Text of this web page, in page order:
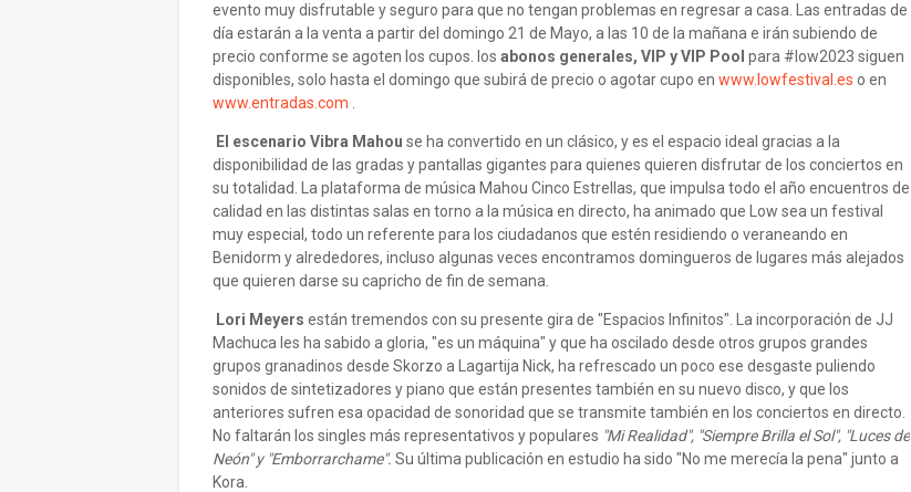
evento muy disfrutable y seguro para que no tengan problemas en regresar a casa. Las entradas de
día estarán a la venta a partir del domingo 21 de Mayo, a las 10 de la mañana e irán subiendo de
precio conforme se agoten los cupos. los abonos generales, VIP y VIP Pool para #low2023 siguen
disponibles, solo hasta el domingo que subirá de precio o agotar cupo en www.lowfestival.es o en
www.entradas.com
El escenario Vibra Mahou se ha convertido en un clásico, y es el espacio ideal gracias a la
disponibilidad de las gradas y pantallas gigantes para quienes quieren disfrutar de los conciertos en
su totalidad. La plataforma de música Mahou Cinco Estrellas, que impulsa todo el año encuentros de
calidad en las distintas salas en torno a la música en directo, ha animado que Low sea un festival
muy especial, todo un referente para los ciudadanos que estén residiendo o veraneando en
Benidorm y alrededores, incluso algunas veces encontramos domingueros de lugares más alejados
que quieren darse su capricho de fin de semana.
Lori Meyers están tremendos con su presente gira de "Espacios Infinitos". La incorporación de JJ
Machuca les ha sabido a gloria, "es un máquina" y que ha oscilado desde otros grupos grandes
grupos granadinos desde Skorzo a Lagartija Nick, ha refrescado un poco ese desgaste puliendo
sonidos de sintetizadores y piano que están presentes también en su nuevo disco, y que los
anteriores sufren esa opacidad de sonoridad que se transmite también en los conciertos en directo.
No faltarán los singles más representativos y populares "Mi Realidad", "Siempre Brilla el Sol", "Luces de
Neón" y "Emborrarchame". Su última publicación en estudio ha sido "No me merecía la pena" junto a
Kora.